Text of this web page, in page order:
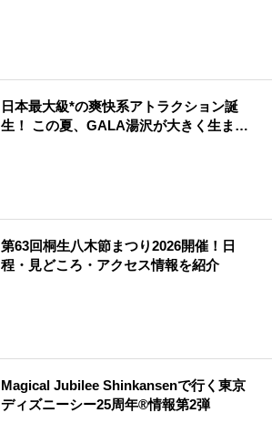
日本最大級*の爽快系アトラクション誕
生！ この夏、GALA湯沢が大きく生まれ
第63回桐生八木節まつり2026開催！日
程・見どころ・アクセス情報を紹介
Magical Jubilee Shinkansenで行く東京
ディズニーシー25周年®情報第2弾